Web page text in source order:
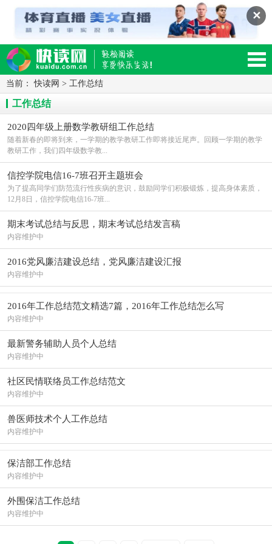
✕
读网-轻松阅读,快乐生活移动版
当前：快读网 > 工作总结
工作总结
2020四年级上册数学教研组工作总结
随着新春的即将到来，一学期的教学教研工作即将接近尾声。回顾一学期的教学
教研工作，我们四年级数学教...
信控学院电信16-7班召开主题班会
为了提高同学们防范流行性疾病的意识，鼓励同学们积极锻炼，提高身体素质，
12月8日，信控学院电信16-7班...
期末考试总结与反思，期末考试总结发言稿
内容维护中
2016党风廉洁建设总结，党风廉洁建设汇报
内容维护中
2016年工作总结范文精选7篇，2016年工作总结怎么写
内容维护中
最新警务辅助人员个人总结
内容维护中
社区民情联络员工作总结范文
内容维护中
兽医师技术个人工作总结
内容维护中
保洁部工作总结
内容维护中
外围保洁工作总结
内容维护中